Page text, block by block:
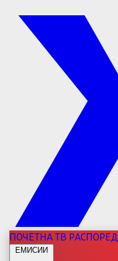
ПОЧЕТНАТВ РАСПОРЕД
ЕМИСИИ